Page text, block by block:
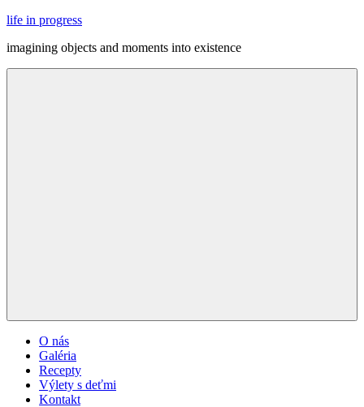
Skip
content
life in progress
imagining objects and moments into existence
O nás
Galéria
Recepty
Výlety s deťmi
Kontakt